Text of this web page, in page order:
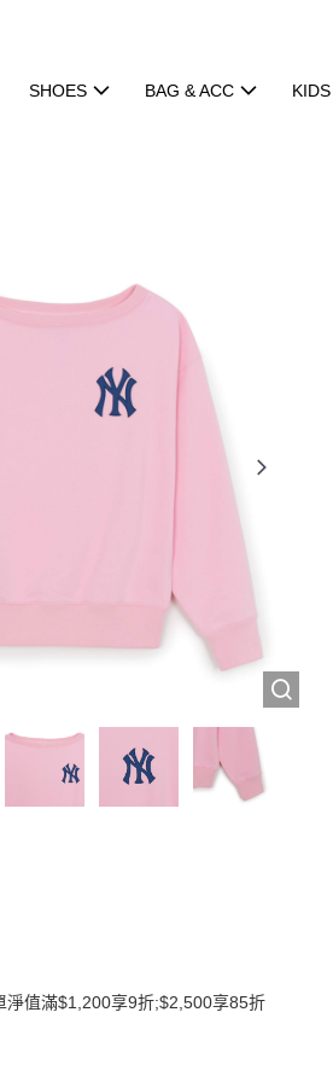
SHOES BAG & ACC KIDS
淨值滿$1,200享9折;$2,500享85折